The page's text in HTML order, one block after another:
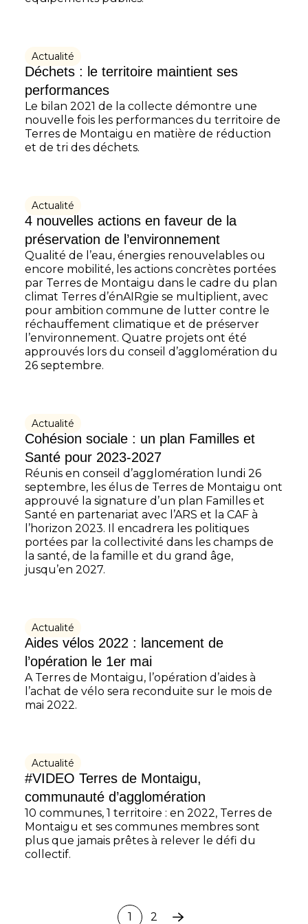
Actualité
Déchets : le territoire maintient ses
performances
Le bilan 2021 de la collecte démontre une
nouvelle fois les performances du territoire de
Terres de Montaigu en matière de réduction
et de tri des déchets.
Actualité
4 nouvelles actions en faveur de la
préservation de l’environnement
Qualité de l’eau, énergies renouvelables ou
encore mobilité, les actions concrètes portées
par Terres de Montaigu dans le cadre du plan
climat Terres d’énAIRgie se multiplient, avec
pour ambition commune de lutter contre le
réchauffement climatique et de préserver
l’environnement. Quatre projets ont été
approuvés lors du conseil d’agglomération du
26 septembre.
Actualité
Cohésion sociale : un plan Familles et
Santé pour 2023-2027
Réunis en conseil d’agglomération lundi 26
septembre, les élus de Terres de Montaigu ont
approuvé la signature d’un plan Familles et
Santé en partenariat avec l’ARS et la CAF à
l’horizon 2023. Il encadrera les politiques
portées par la collectivité dans les champs de
la santé, de la famille et du grand âge,
jusqu’en 2027.
Actualité
Aides vélos 2022 : lancement de
l’opération le 1er mai
A Terres de Montaigu, l’opération d’aides à
l’achat de vélo sera reconduite sur le mois de
mai 2022.
Actualité
#VIDEO Terres de Montaigu,
communauté d’agglomération
10 communes, 1 territoire : en 2022, Terres de
Montaigu et ses communes membres sont
plus que jamais prêtes à relever le défi du
collectif.
1 2